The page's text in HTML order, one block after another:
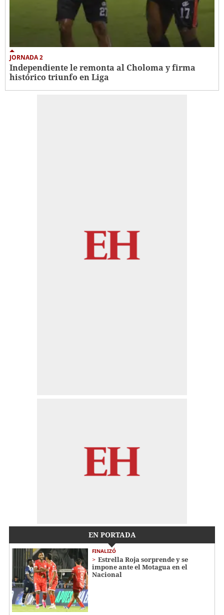
JORNADA 2
Independiente le remonta al Choloma y firma
histórico triunfo en Liga
EN PORTADA
FINALIZÓ
Estrella Roja sorprende y se
impone ante el Motagua en el
Nacional